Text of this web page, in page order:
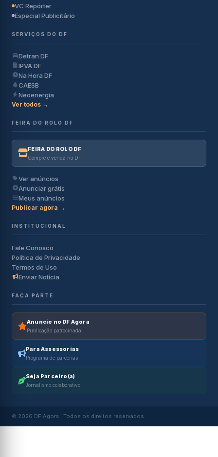
VC Repórter
Especial Publicitário
SERVIÇOS DO DF
Detran DF
IPVA DF
Na Hora DF
CAESB
Neoenergia
Ver todos →
FEIRA DO ROLO DF
FEIRA DO ROLO DF
Compre e venda no DF
Ver anúncios
Anunciar grátis
Meus anúncios
Publicar agora →
INSTITUCIONAL
Fale Conosco
Política de Privacidade
Termos de Uso
Enviar Notícia
FAÇA PARTE
Anuncie no DF Agora
Publicação patrocinada
Para Assessorias
Programa de parcerias
Seja Parceiro(a)
Jornalismo colaborativo
© 2026 DF Agora · Todos os direitos reservados